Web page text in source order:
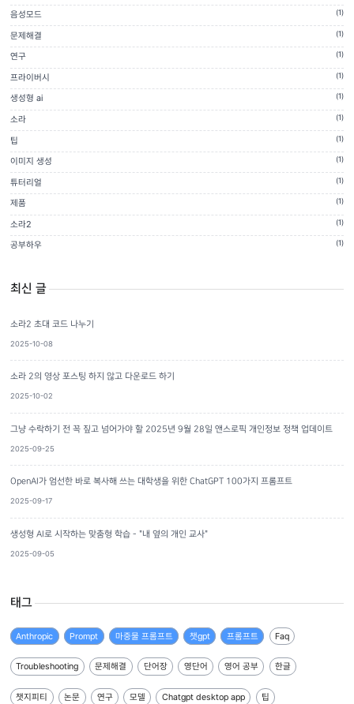
음성모드 (1)
문제해결 (1)
연구 (1)
프라이버시 (1)
생성형 ai (1)
소라 (1)
팁 (1)
이미지 생성 (1)
튜터리얼 (1)
제품 (1)
소라2 (1)
공부하우 (1)
최신 글
소라2 초대 코드 나누기
2025-10-08
소라 2의 영상 포스팅 하지 않고 다운로드 하기
2025-10-02
그냥 수락하기 전 꼭 짚고 넘어가야 할 2025년 9월 28일 앤스로픽 개인정보 정책 업데이트
2025-09-25
OpenAI가 엄선한 바로 복사해 쓰는 대학생을 위한 ChatGPT 100가지 프롬프트
2025-09-17
생성형 AI로 시작하는 맞춤형 학습 - "내 옆의 개인 교사"
2025-09-05
태그
Anthropic Prompt 마중물 프롬프트 챗gpt 프롬프트 Faq
Troubleshooting 문제해결 단어장 영단어 영어 공부 한글
챗지피티 논문 연구 모델 Chatgpt desktop app 팁